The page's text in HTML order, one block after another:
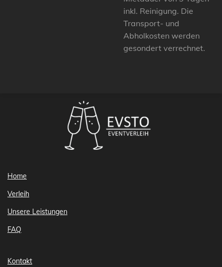
inkl. Reinigung. Die
Transport- und
Abholkosten werden
gesondert verrechnet.
Home
Verleih
Unsere Leistungen
FAQ
Kontakt